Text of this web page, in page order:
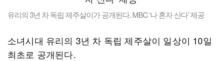
유리의 3년 차 독립 제주살이가 공개된다. MBC ‘나 혼자 산다’ 제공
소녀시대 유리의 3년 차 독립 제주살이 일상이 10일
최초로 공개된다.